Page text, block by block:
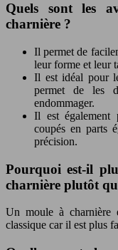
Quels sont les
charnière ?
Il permet de
leur forme et leur
Il est idéal pour
permet de les
endommager.
Il est également
coupés en parts
précision.
Pourquoi est-il
charnière plutôt
Un moule à charnière
classique car il est plus